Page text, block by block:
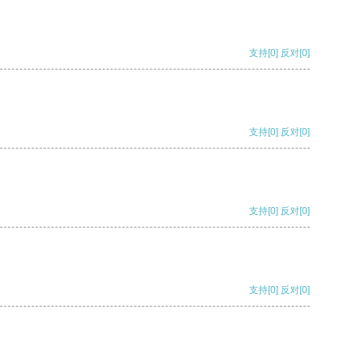
支持[0] 反对[0]
支持[0] 反对[0]
支持[0] 反对[0]
支持[0] 反对[0]